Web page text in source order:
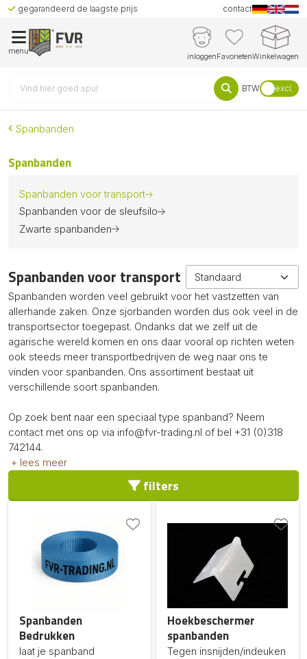
gegarandeerd de laagste prijs contact
menu
inloggenFavorietenWinkelwagen
BTW excl.
Spanbanden
Spanbanden
Spanbanden voor transport
Spanbanden voor de sleufsilo
Zwarte spanbanden
Spanbanden voor transport
Spanbanden worden veel gebruikt voor het vastzetten van
allerhande zaken. Onze sjorbanden worden dus ook veel in de
transportsector toegepast. Ondanks dat we zelf uit de
agarische wereld komen en ons daar vooral op richten weten
ook steeds meer transportbedrijven de weg naar ons te
vinden voor spanbanden. Ons assortiment bestaat uit
verschillende soort spanbanden.
Op zoek bent naar een speciaal type spanband? Neem
contact met ons op via info@fvr-trading.nl of bel +31 (0)318
742144.
+ lees meer
filters
Spanbanden
Bedrukken
laat je spanband
Hoekbeschermer
spanbanden
Tegen insnijden/indeuken